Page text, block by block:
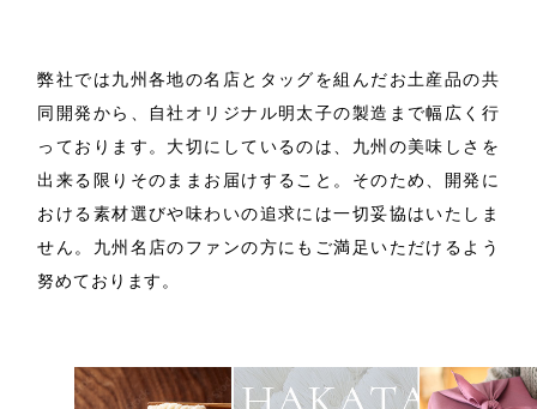
弊社では九州各地の名店とタッグを組んだお土産品の共
同開発から、自社オリジナル明太子の製造まで幅広く行
っております。 大切にしているのは、九州の美味しさを
出来る限りそのままお届けすること。 そのため、開発に
おける素材選びや味わいの追求には一切妥協はいたしま
せん。 九州名店のファンの方にもご満足いただけるよう
努めております。